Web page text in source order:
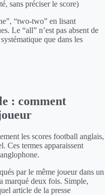
sans préciser le score)
“two-two” en lisant
Le “all” n’est pas absent de
que dans les
: comment
les scores football anglais,
Ces termes apparaissent
par le même joueur dans un
marqué deux fois. Simple,
article de la presse